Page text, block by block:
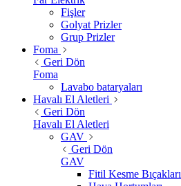
Fişler
Golyat Prizler
Grup Prizler
Foma
Geri Dön
Foma
Lavabo bataryaları
Havalı El Aletleri
Geri Dön
Havalı El Aletleri
GAV
Geri Dön
GAV
Fitil Kesme Bıçakları